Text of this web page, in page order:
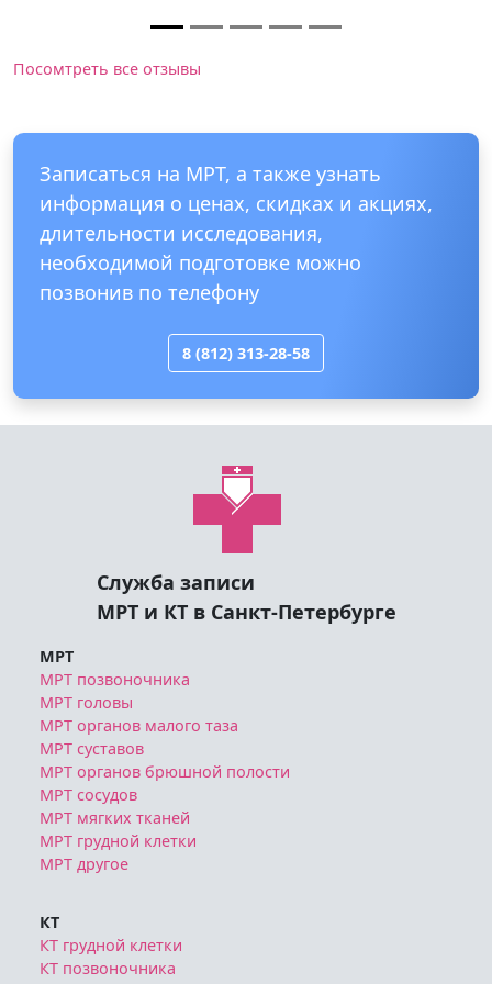
это, наверное, единственный минус. Думала здесь
нечего и не нужно.
Посомтреть все отзывы
Записаться на МРТ, а также узнать
длительности исследования,
необходимой подготовке можно
позвонив по телефону
8 (812) 313-28-58
Служба записи
МРТ и КТ в Санкт-Петербурге
МРТ
МРТ позвоночника
МРТ головы
МРТ органов малого таза
МРТ суставов
МРТ мягких тканей
МРТ грудной клетки
МРТ другое